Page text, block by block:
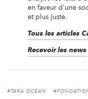
en faveur d'une
et plus juste.
Tous les articles
Recevoir les news
#TARA OCÉAN